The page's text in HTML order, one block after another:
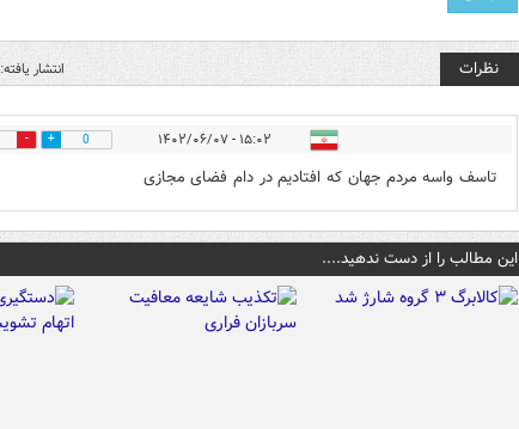
نظرات انتشار یافته: 1
۱۵:۰۲ - ۱۴۰۲/۰۶/۰۷ 0
تاسف واسه مردم جهان که افتادیم در دام فضای مجازی
این مطالب را از دست ندهید....